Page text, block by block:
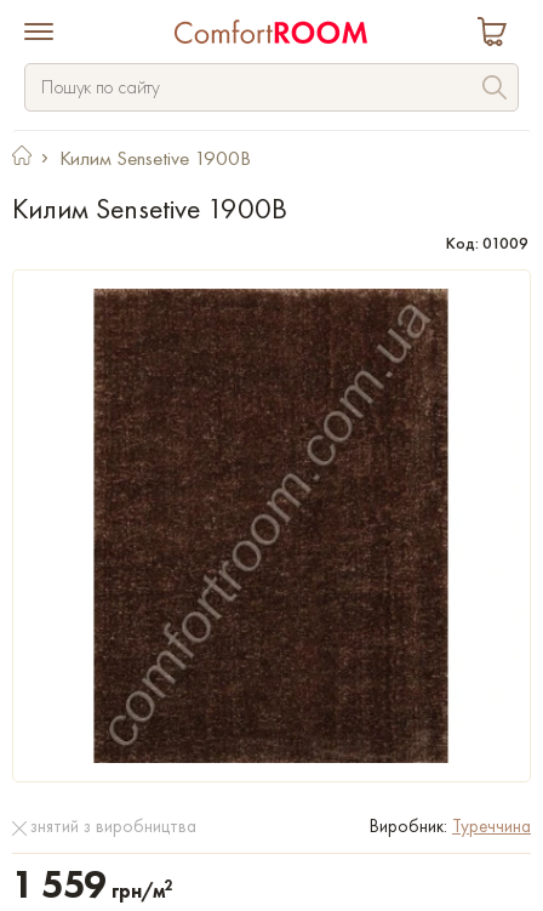
Килим Sensetive 1900B
Килим Sensetive 1900B
Код: 01009
знятий з виробництва Виробник: Туреччина
1 559 грн/м2